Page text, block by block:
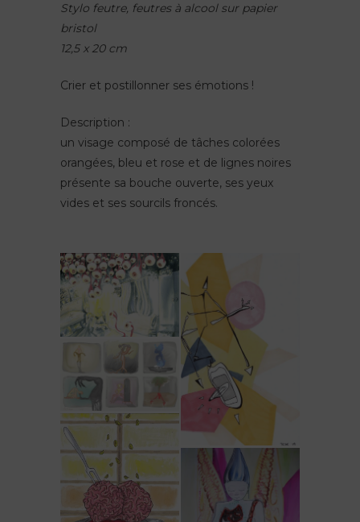
Stylo feutre, feutres à alcool sur papier
bristol
12,5 x 20 cm
Crier et postillonner ses émotions !
Description :
un visage composé de tâches colorées
orangées, bleu et rose et de lignes noires
présente sa bouche ouverte, ses yeux
vides et ses sourcils froncés.